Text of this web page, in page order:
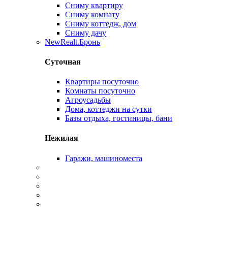
Сниму квартиру
Сниму комнату
Сниму коттедж, дом
Сниму дачу
NewRealt.Бронь
Суточная
Квартиры посуточно
Комнаты посуточно
Агроусадьбы
Дома, коттеджи на сутки
Базы отдыха, гостиницы, бани
Нежилая
Гаражи, машиноместа